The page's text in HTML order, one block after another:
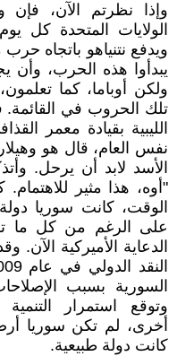
وإذا نظرتم الآن، فإن
الولايات المتحدة
ويدفع نتنياهو باتجاه
يبدأوا هذه الحرب، وأن
ولكن أوباما، كما
تلك الحروب في القائمة.
نفس العام، قال هو
الأسد لابد أن يرحل.
"أوه، هذا مثير
الوقت، كانت سوريا
على الرغم من كل ما
الدعاية الأميركية
السورية بسبب
وتوقع استمرار التنمية
أخرى، لم تكن سوريا
كانت دولة طبيعية.